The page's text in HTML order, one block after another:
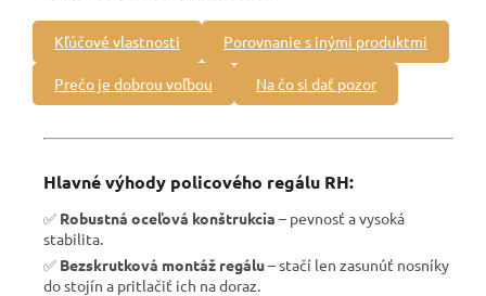
Kľúčové vlastnosti Porovnanie s inými produktmi
Prečo je dobrou voľbou Na čo si dať pozor
Hlavné výhody policového regálu RH:
✅ Robustná oceľová konštrukcia – pevnosť a vysoká
stabilita.
✅ Bezskrutková montáž regálu– stačí len zasunúť nosníky
do stojín a pritlačiť ich na doraz.